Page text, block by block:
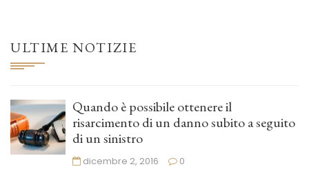
ULTIME NOTIZIE
Quando è possibile ottenere il
risarcimento di un danno subito a seguito
di un sinistro
dicembre 2, 2016 0